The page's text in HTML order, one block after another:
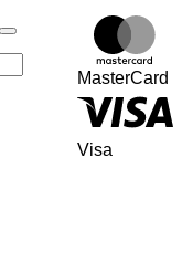
MasterCard
Visa